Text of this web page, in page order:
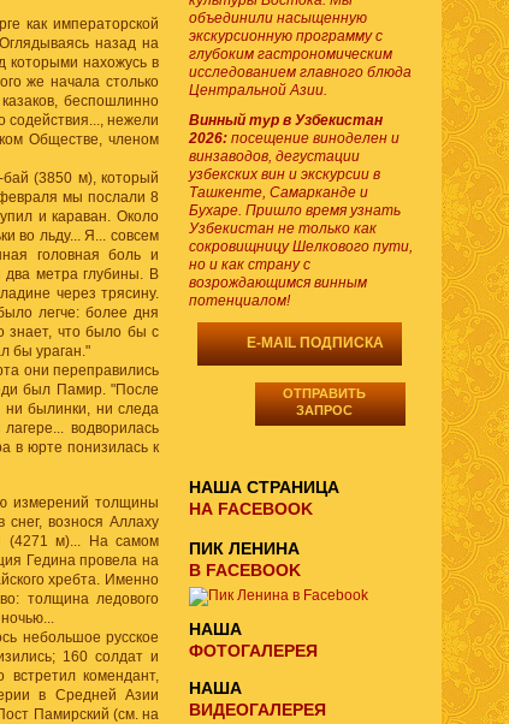
как императорской
назад на
которыми нахожусь в
же начала столько
беспошлинно
содействия..., нежели
Обществе, членом
(3850 м), который
мы послали 8
и караван. Около
во льду... Я... совсем
головная боль и
два метра глубины. В
через трясину.
легче: более дня
знает, что было бы с
бы ураган."
они переправились
был Памир. "После
ни былинки, ни следа
водворилась
в юрте понизилась к
измерений толщины
вознося Аллаху
(4271 м)... На самом
Гедина провела на
хребта. Именно
толщина ледового
небольшое русское
160 солдат и
комендант,
в Средней Азии
Памирский (см. на
объединили насыщенную
экскурсионную программу с
глубоким гастрономическим
исследованием главного блюда
Центральной Азии.
Винный тур в Узбекистан
2026: посещение виноделен и
винзаводов, дегустации
узбекских вин и экскурсии в
Ташкенте, Самарканде и
Бухаре. Пришло время узнать
Узбекистан не только как
сокровищницу Шелкового пути,
но и как страну с
возрождающимся винным
потенциалом!
E-MAIL ПОДПИСКА
ОТПРАВИТЬ
ЗАПРОС
НАША СТРАНИЦА
НА FACEBOOK
ПИК ЛЕНИНА
В FACEBOOK
НАША
ФОТОГАЛЕРЕЯ
НАША
ВИДЕОГАЛЕРЕЯ